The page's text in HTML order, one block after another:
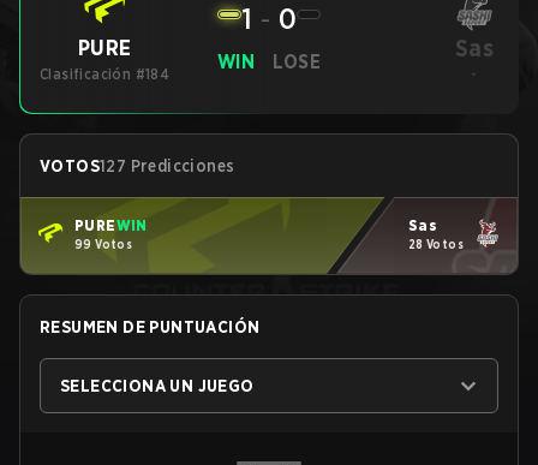
PURE
Clasificación #184
WIN
1 - 0
LOSE Sas
-
VOTOS127 Predicciones
PUREWIN
99 Votos
Sas
28 Votos
RESUMEN DE PUNTUACIÓN
SELECCIONA UN JUEGO